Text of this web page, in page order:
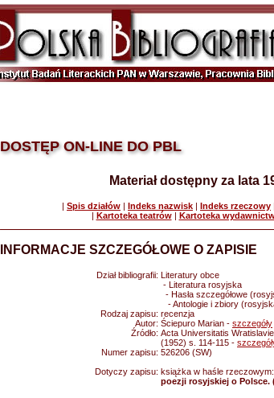
DOSTĘP ON-LINE DO PBL
Materiał dostępny za lata
| Spis działów | Indeks nazwisk | Indeks rzeczowy
| Kartoteka teatrów| Kartoteka
INFORMACJE SZCZEGÓŁOWE O ZAPISIE
Dział bibliografii: Literatury obce
- Literatura rosyjska
- Hasła szczegółowe
- Antologie i zbiory
Rodzaj zapisu: recenzja
Autor: Ściepuro Marian - szczegóły
Źródło: Acta Universitatis
(1952) s. 114-115 -
Numer zapisu: 526206 (SW)
Dotyczy zapisu: książka w haśle rzeczowym:
poezji rosyjskiej o Polsce.